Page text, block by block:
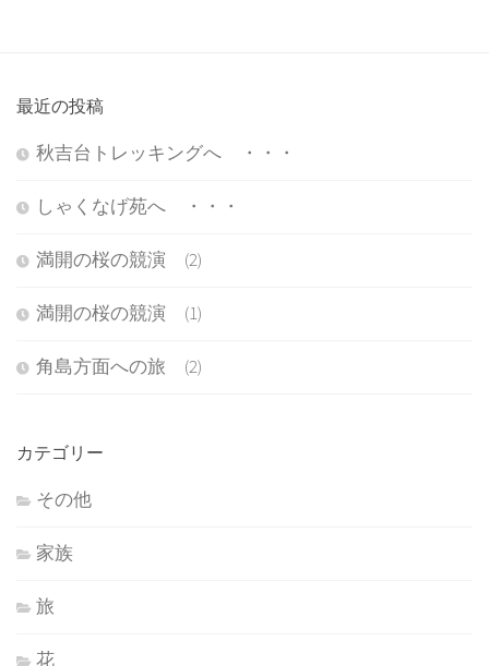
最近の投稿
秋吉台トレッキングへ ・・・
しゃくなげ苑へ ・・・
満開の桜の競演 (2)
満開の桜の競演 (1)
角島方面への旅 (2)
カテゴリー
その他
家族
旅
花